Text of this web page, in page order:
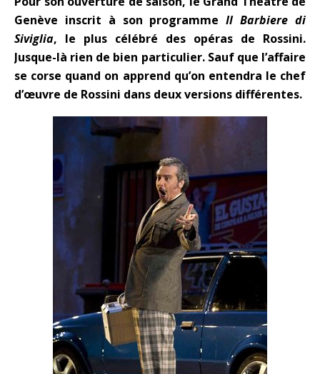
Genève inscrit à son programmeIl Barbiere di
Siviglia, le plus célébré des opéras de Rossini.
Jusque-là rien de bien particulier. Sauf que l’affaire
se corse quand on apprend qu’on entendra le chef
d’œuvre de Rossini dans deux versions différentes.